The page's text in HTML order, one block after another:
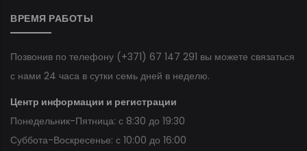
ВРЕМЯ РАБОТЫ
Позвонив по телефону (+371) 67 147 291 вы можете связаться
с нами 24 часа в сутки семь дней в неделю.
Центр информации и регистрации
Понедельник-Пятница: с 8:30 до 19:30
Суббота-Воскресенье: с 10:00 до 16:00